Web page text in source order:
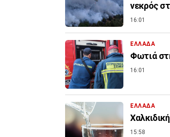
νεκρός
16:01
ΕΛΛΑΔΑ
Φωτιά
16:01
ΕΛΛΑΔΑ
15:58